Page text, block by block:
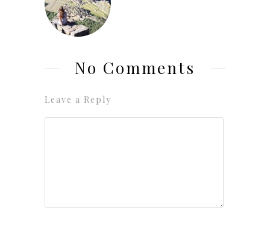
No Comments
Leave a Reply